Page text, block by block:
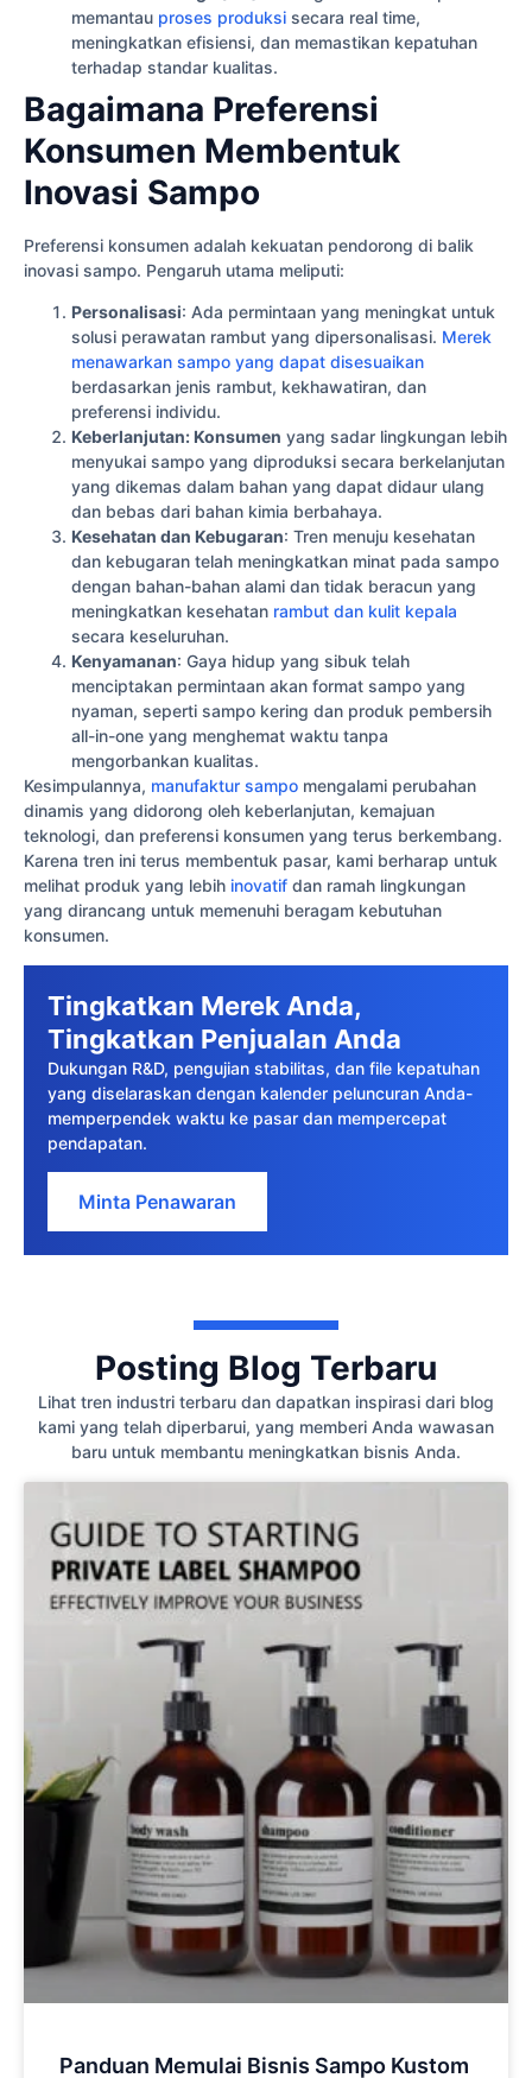
memantau proses produksi secara real time,
meningkatkan efisiensi, dan memastikan kepatuhan
terhadap standar kualitas.
Bagaimana Preferensi
Konsumen Membentuk
Inovasi Sampo
Preferensi konsumen adalah kekuatan pendorong di balik
inovasi sampo. Pengaruh utama meliputi:
Personalisasi: Ada permintaan yang meningkat untuk
solusi perawatan rambut yang dipersonalisasi. Merek
menawarkan sampo yang dapat disesuaikan
berdasarkan jenis rambut, kekhawatiran, dan
preferensi individu.
Keberlanjutan: Konsumen yang sadar lingkungan lebih
menyukai sampo yang diproduksi secara berkelanjutan
yang dikemas dalam bahan yang dapat didaur ulang
dan bebas dari bahan kimia berbahaya.
Kesehatan dan Kebugaran: Tren menuju kesehatan
dan kebugaran telah meningkatkan minat pada sampo
dengan bahan-bahan alami dan tidak beracun yang
meningkatkan kesehatan rambut dan kulit kepala
secara keseluruhan.
Kenyamanan: Gaya hidup yang sibuk telah
menciptakan permintaan akan format sampo yang
nyaman, seperti sampo kering dan produk pembersih
all-in-one yang menghemat waktu tanpa
mengorbankan kualitas.
Kesimpulannya, manufaktur sampo mengalami perubahan
dinamis yang didorong oleh keberlanjutan, kemajuan
teknologi, dan preferensi konsumen yang terus berkembang.
Karena tren ini terus membentuk pasar, kami berharap untuk
melihat produk yang lebih inovatif dan ramah lingkungan
yang dirancang untuk memenuhi beragam kebutuhan
konsumen.
Tingkatkan Merek Anda,
Tingkatkan Penjualan Anda
Dukungan R&D, pengujian stabilitas, dan file kepatuhan
yang diselaraskan dengan kalender peluncuran Anda-
memperpendek waktu ke pasar dan mempercepat
pendapatan.
Minta Penawaran
Posting Blog Terbaru
Lihat tren industri terbaru dan dapatkan inspirasi dari blog
kami yang telah diperbarui, yang memberi Anda wawasan
baru untuk membantu meningkatkan bisnis Anda.
Panduan Memulai Bisnis Sampo Kustom